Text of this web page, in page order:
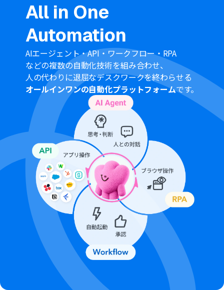
間隔を選択できます。
プランによって最短の起動間隔が異なりますので、ご注意
ください。
分岐はパーソナルプラン以上のプランでご利用いただけ
る機能（オペレーション）となっております。フリープラ
ンの場合は設定しているフローボットのオペレーション
はエラーとなりますので、ご注意ください。
パーソナルプランなどの有料プランは、2週間の無料トラ
イアルを行うことが可能です。無料トライアル中には制限
対象のアプリや機能（オペレーション）を使用すること
ができます。詳しくは、料金プラン
のページをご参照くだ
さい。
All in One
Automation
AIエージェント・API・ワークフロー・RPA
などの複数の自動化技術を組み合わせ、
人の代わりに退屈なデスクワークを終わらせる
オールインワンの自動化プラットフォームです。